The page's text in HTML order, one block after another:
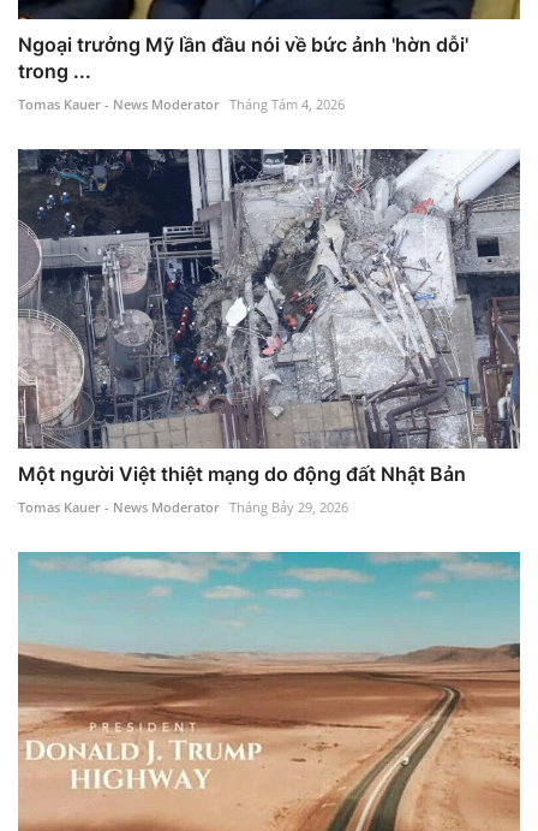
Ngoại trưởng Mỹ lần đầu nói về bức ảnh 'hờn dỗi'
trong ...
Tomas Kauer - News Moderator Tháng Tám 4, 2026
Một người Việt thiệt mạng do động đất Nhật Bản
Tomas Kauer - News Moderator Tháng Bảy 29, 2026